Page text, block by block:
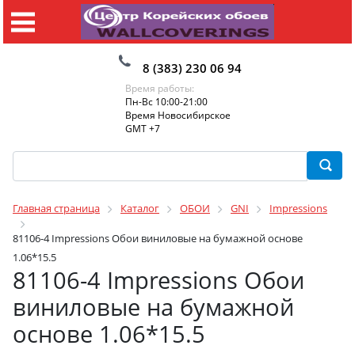
8 (383) 230 06 94
Время работы:
Пн-Вс 10:00-21:00
Время Новосибирское
GMT +7
Главная страница Каталог ОБОИ GNI Impressions
81106-4 Impressions Обои виниловые на бумажной основе
1.06*15.5
81106-4 Impressions Обои
виниловые на бумажной
основе 1.06*15.5